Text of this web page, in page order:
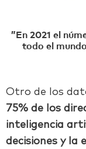
”En 2021 el
todo el
Otro de los
75% de los
inteligencia
decisiones y la